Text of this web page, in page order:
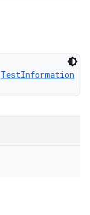
TestInformation